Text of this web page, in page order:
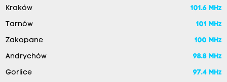
Kraków 101.6 MHz
Tarnów 101 MHz
Zakopane 100 MHz
Andrychów 98.8 MHz
Gorlice 97.4 MHz